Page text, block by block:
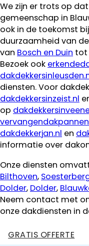
We zijn er trots op
gemeenschap in
ook in de toekomst
duurzaamheid van
van Bosch en Duin tot
Bezoek ook
diensten. Voor
dakdekkersinzeist.nl
op
dakdekkerjan.nl en
informatie over
Onze diensten
Bilthoven,
Dolder, Dolder,
Neem contact met
onze dakdiensten in
GRATIS OFFERTE